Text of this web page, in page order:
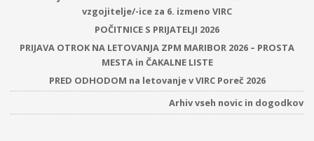
vzgojitelje/-ice za 6. izmeno VIRC
POČITNICE S PRIJATELJI 2026
PRIJAVA OTROK NA LETOVANJA ZPM MARIBOR 2026 – PROSTA
MESTA in ČAKALNE LISTE
PRED ODHODOM na letovanje v VIRC Poreč 2026
Arhiv vseh novic in dogodkov